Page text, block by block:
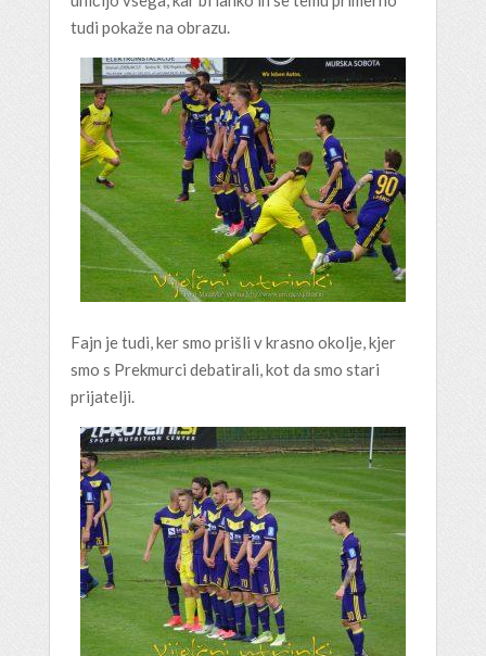
tudi pokaže na obrazu.
Fajn je tudi, ker smo prišli v krasno okolje, kjer
smo s Prekmurci debatirali, kot da smo stari
prijatelji.